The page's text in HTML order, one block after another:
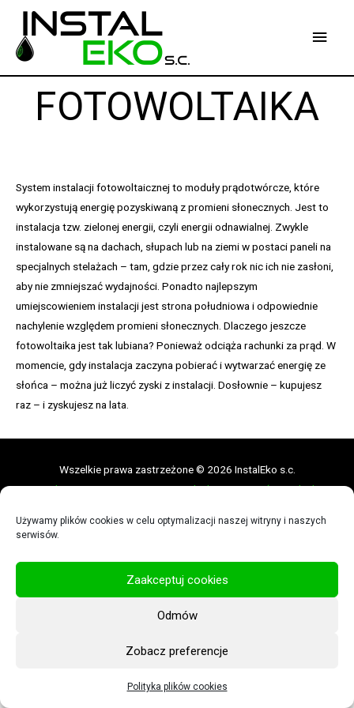
Używamy plików cookies w celu optymalizacji naszej witryny i naszych
serwisów.
Zaakceptuj cookies
Odmów
Zobacz preferencje
Polityka plików cookies
content
Main
FOTOWOLTAIKA
System instalacji fotowoltaicznej to moduły prądotwórcze, które
wykorzystują energię pozyskiwaną z promieni słonecznych. Jest to
instalacja tzw. zielonej energii, czyli energii odnawialnej. Zwykle
instalowane są na dachach, słupach lub na ziemi w postaci paneli na
specjalnych stelażach – tam, gdzie przez cały rok nic ich nie zasłoni,
aby nie zmniejszać wydajności. Ponadto najlepszym
umiejscowieniem instalacji jest strona południowa i odpowiednie
nachylenie względem promieni słonecznych. Dlaczego jeszcze
fotowoltaika jest tak lubiana? Ponieważ odciąża rachunki za prąd. W
momencie, gdy instalacja zaczyna pobierać i wytwarzać energię ze
słońca – można już liczyć zyski z instalacji. Dosłownie – kupujesz
raz – i zyskujesz na lata.
Wszelkie prawa zastrzeżone © 2026 InstalEko s.c.
Regulamin strony internetowej|Polityka prywatności|Polityka